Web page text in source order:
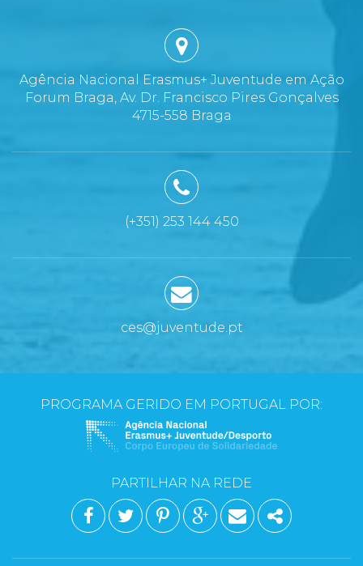
Agência Nacional Erasmus+ Juventude em Ação
Forum Braga, Av. Dr. Francisco Pires Gonçalves
4715-558 Braga
(+351) 253 144 450
ces@juventude.pt
PROGRAMA GERIDO EM PORTUGAL POR:
PARTILHAR NA REDE
FACEBOOK
TWITTERPINTEREST
GOOGLE PLUS
EMAILSHARE